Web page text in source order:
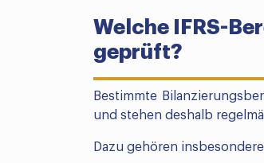
Welche IFRS-
geprüft?
Bestimmte
und stehen deshalb
Dazu gehören